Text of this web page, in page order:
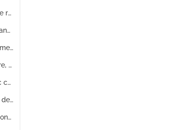
Contrat de ville.- programmation PALULOS, opérations de réhabilitation des quartiers Planoise, Brulard, Clairs-Soleils, Orchamps, Palente, Amitié et Acacias, actions sociales en faveur de la famille ainsi que de l'enfance et des jeunes, attributions de subventions, sollicitation d'associations de quartier, prévention de la délinquance et lutte contre l'insécurité en milieu urbain : délibérations du conseil municipal, comptes rendus de réunion, état des crédits, protocole d'accord, document de synthèse, comptes administratifs
Contrat de ville.- animations dans les quartiers Grette, Planoise et Saint-Ferjeux), animation sportive dans les quartiers, préparation de la programmation 1999, demandes des associations et clubs sportifs pour bénéficier du FAS (fond d'aide au sport), mise en place d'espaces de loisirs et de rencontres: bilans (d'ateliers, d'activités, moral etc), rapport d'activités, listes de membres (de conseil d'administration, de bureau etc)
Contrat de ville.- diagnostics et propositions de programmes d'actions de renouvellement urbain dans les quartiers Acacias, Pesty et Clairs-Soleils, opérations de relogement et de restructuration, projet "Handi-Emploi 25" aidant les handicapés à l'insertion professionnelle : articles de presse, listes de ménages relogés
Contrat de ville.- pacte de relance pour la ville, préfecture, SGAR (Secrétariats généraux pour les affaires régionales), DIV (délégation interministérielle de la ville), opération de dialogue et de coopération contre la violence dans les quartiers, projet de loi de finances, définition géographiques des zones franches urbaines, opération d'accessibilité des soins médicaux aux personnes les plus modestes, enquêtes sur les besoins de formation des chefs de projet : articles de presse, conventions, circulaires ministérielles
Contrat de ville.- financement européen, partenariat avec conseil régional et général, fondation de France, organismes HLM, équipes opérationnelles, réunions ACEIF (agence conseil études information formation) et DSU (développement social et urbain), promotion des individus et des groupes issus de l'immigration, développement des relations entre la CDC (caisse des dépôts et consignations) et les collectivités locales : comptes rendus de réunions, charte de gestion locative, plaquette de présentation, procès-verbaux, rapport d'activités, diagnostics, circulaires, dossier de presse
Contrat de ville.- CCPD (centre communal de prévention de la délinquance), et ADDSEA (association départementale du Doubs de sauvegarde de l'enfant à l'adulte), contrat local de sécurité Besançon-Chalezeule, contrat LASER (locaux animation sport expression responsabilité), assemblée plénière pour la prévention de la délinquance, chantiers éducatifs, débat du CCPD, services d'aide aux victimes : note de synthèse, comptes administratifs, questionnaire, rapport d'activités, bilan de fonctionnement du relais jeunesse 1997, factures, fiches signalétiques de projets, dossier de présentation
Contrat de ville.- mission locale, conseils de quartiers, économie sociale et insertion, CCAS (centre communal d'actions sociales) et PLIE (plan local d'insertion économique), association Mosaïque, mise en place de thérapies familiales, organisation du dispositif du RMI, programme départemental d'insertion, colloque les petits enfants dans la communauté, contrat enfance de la CAF, bénéficiaires du FDI (fond départemental d'insertion) et de subventions, descriptif des conseils de quartiers, rencontres entre acteurs sociaux et acteurs médicaux, mise en place d'un lieu d'analyse des situations, insertion des jeunes en grande difficultés, formation linguistique et professionnelles pour réfugiés : compte rendu de réunion, exposé de situation, cahier du travail social du CCAS, organigramme du CCAS, articles de presse, circulaires et arrêtés